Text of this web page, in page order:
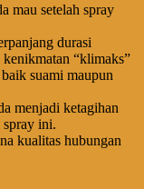
mau setelah spray
durasi
“klimaks”
suami maupun
menjadi ketagihan
spray ini.
kualitas hubungan